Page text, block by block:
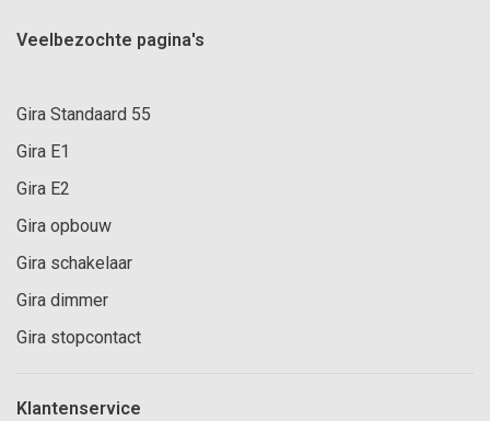
Veelbezochte pagina's
Gira Standaard 55
Gira E1
Gira E2
Gira opbouw
Gira schakelaar
Gira dimmer
Gira stopcontact
Klantenservice